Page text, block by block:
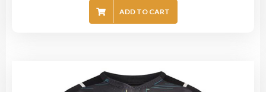
ADD TO CART